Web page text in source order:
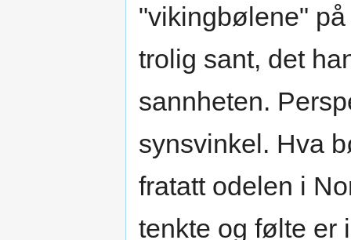
"vikingbølene"
trolig sant, det
sannheten.
synsvinkel. Hva
fratatt odelen i
tenkte og følte er